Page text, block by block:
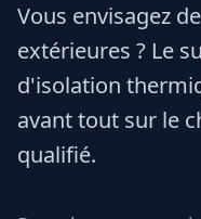
Vous envisagez
extérieures ? Le
d'isolation
avant tout sur le
qualifié.